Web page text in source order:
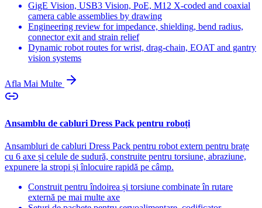
GigE Vision, USB3 Vision, PoE, M12 X-coded and coaxial
camera cable assemblies by drawing
Engineering review for impedance, shielding, bend radius,
connector exit and strain relief
Dynamic robot routes for wrist, drag-chain, EOAT and gantry
vision systems
Afla Mai Multe
Ansamblu de cabluri Dress Pack pentru roboți
Ansambluri de cabluri Dress Pack pentru robot extern pentru brațe
cu 6 axe și celule de sudură, construite pentru torsiune, abraziune,
expunere la stropi și înlocuire rapidă pe câmp.
Construit pentru îndoirea și torsiune combinate în rutare
externă pe mai multe axe